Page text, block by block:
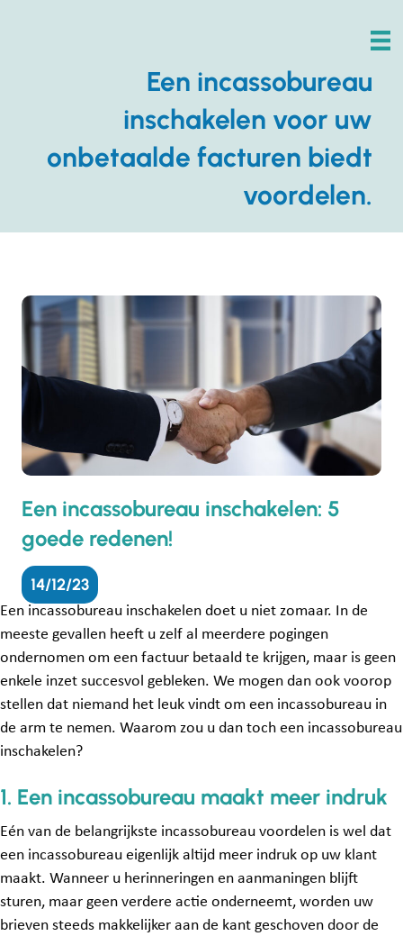
Een incassobureau
inschakelen voor uw
onbetaalde facturen biedt
voordelen.
Een incassobureau inschakelen: 5
goede redenen!
14/12/23
Een incassobureau inschakelen doet u niet zomaar. In de
meeste gevallen heeft u zelf al meerdere pogingen
ondernomen om een factuur betaald te krijgen, maar is geen
enkele inzet succesvol gebleken. We mogen dan ook voorop
stellen dat niemand het leuk vindt om een incassobureau in
de arm te nemen. Waarom zou u dan toch een incassobureau
inschakelen?
1. Een incassobureau maakt meer indruk
Eén van de belangrijkste incassobureau voordelen is wel dat
een incassobureau eigenlijk altijd meer indruk op uw klant
maakt. Wanneer u herinneringen en aanmaningen blijft
sturen, maar geen verdere actie onderneemt, worden uw
brieven steeds makkelijker aan de kant geschoven door de